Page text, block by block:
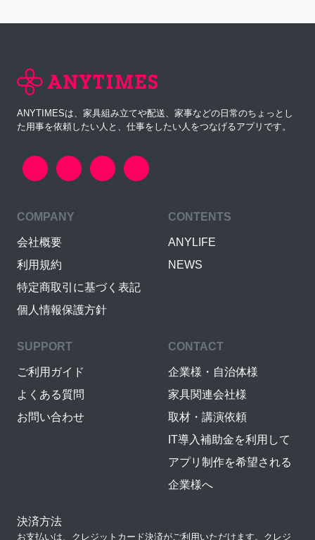
ANYTIMESは、家具組み立てや配送、家事などの日常のちょっとし
た用事を依頼したい人と、仕事をしたい人をつなげるアプリです。
COMPANY
会社概要
利用規約
特定商取引に基づく表記
個人情報保護方針
CONTENTS
ANYLIFE
NEWS
SUPPORT
ご利用ガイド
よくある質問
お問い合わせ
CONTACT
企業様・自治体様
家具関連会社様
取材・講演依頼
IT導入補助金を利用して
アプリ制作を希望される
企業様へ
決済方法
お支払いは、クレジットカード決済がご利用いただけます。クレジ